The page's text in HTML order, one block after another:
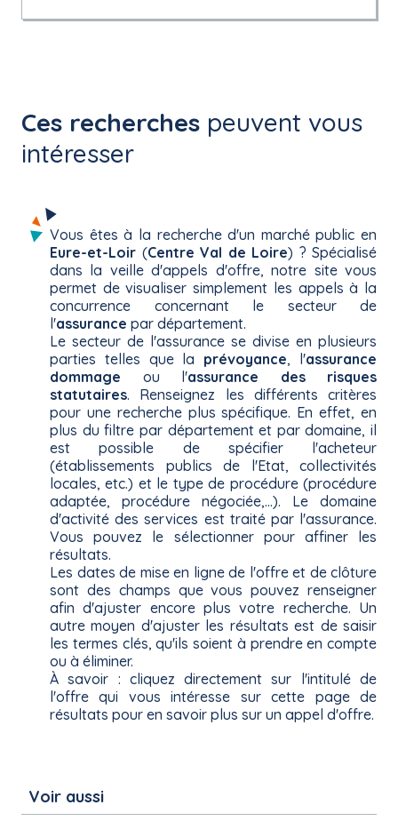
Ces recherches peuvent vous
intéresser
Vous êtes à la recherche d'un marché public en
Eure-et-Loir (Centre Val de Loire) ? Spécialisé
dans la veille d'appels d'offre, notre site vous
permet de visualiser simplement les appels à la
concurrence concernant le secteur de
l'assurance par département.
Le secteur de l'assurance se divise en plusieurs
parties telles que la prévoyance, l'assurance
dommage ou l'assurance des risques
statutaires. Renseignez les différents critères
pour une recherche plus spécifique. En effet, en
plus du filtre par département et par domaine, il
est possible de spécifier l'acheteur
(établissements publics de l'Etat, collectivités
locales, etc.) et le type de procédure (procédure
adaptée, procédure négociée,...). Le domaine
d'activité des services est traité par l'assurance.
Vous pouvez le sélectionner pour affiner les
résultats.
Les dates de mise en ligne de l'offre et de clôture
sont des champs que vous pouvez renseigner
afin d'ajuster encore plus votre recherche. Un
autre moyen d'ajuster les résultats est de saisir
les termes clés, qu'ils soient à prendre en compte
ou à éliminer.
À savoir : cliquez directement sur l'intitulé de
l'offre qui vous intéresse sur cette page de
résultats pour en savoir plus sur un appel d'offre.
Voir aussi